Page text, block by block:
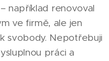
například renovoval
ve firmě, ale jen
svobody. Nepotřebuji
práci a